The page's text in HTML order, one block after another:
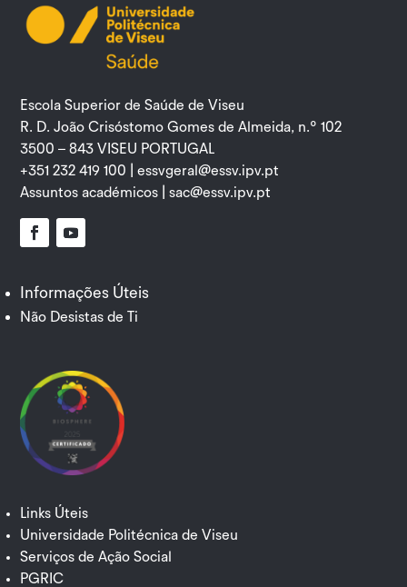
Escola Superior de Saúde de Viseu
R. D. João Crisóstomo Gomes de Almeida, n.º 102
3500 – 843 VISEU PORTUGAL
+351 232 419 100 |essvgeral@essv.ipv.pt
Assuntos académicos |sac@essv.ipv.pt
Informações Úteis
Não Desistas de Ti
Links Úteis
Universidade Politécnica de Viseu
Serviços de Ação Social
PGRIC